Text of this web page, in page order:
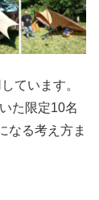
ています。
た限定10名
なる考え方ま